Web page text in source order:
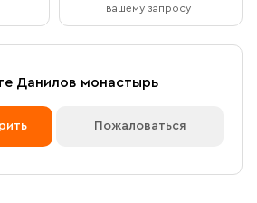
вашему запросу
Данилов монастырь
Пожаловаться